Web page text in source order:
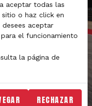
aceptar todas las
o haz click en
desees aceptar
el funcionamiento
la página de
RECHAZAR